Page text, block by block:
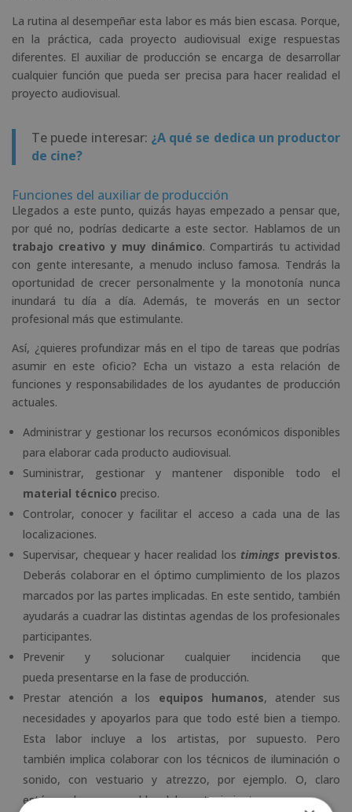
La rutina al desempeñar esta labor es más bien escasa. Porque,
en la práctica, cada proyecto audiovisual exige respuestas
diferentes. El auxiliar de producción se encarga de desarrollar
cualquier función que pueda ser precisa para hacer realidad el
proyecto audiovisual.
Te puede interesar: ¿A qué se dedica un productor
de cine?
Funciones del auxiliar de producción
Llegados a este punto, quizás hayas empezado a pensar que,
por qué no, podrías dedicarte a este sector. Hablamos de un
trabajo creativo y muy dinámico. Compartirás tu actividad
con gente interesante, a menudo incluso famosa. Tendrás la
oportunidad de crecer personalmente y la monotonía nunca
inundará tu día a día. Además, te moverás en un sector
profesional más que estimulante.
Así, ¿quieres profundizar más en el tipo de tareas que podrías
asumir en este oficio? Echa un vistazo a esta relación de
funciones y responsabilidades de los ayudantes de producción
actuales.
Administrar y gestionar los recursos económicos disponibles
para elaborar cada producto audiovisual.
Suministrar, gestionar y mantener disponible todo el
material técnico preciso.
Controlar, conocer y facilitar el acceso a cada una de las
localizaciones.
Supervisar, chequear y hacer realidad los timings previstos.
Deberás colaborar en el óptimo cumplimiento de los plazos
marcados por las partes implicadas. En este sentido, también
ayudarás a cuadrar las distintas agendas de los profesionales
participantes.
Prevenir y solucionar cualquier incidencia que
pueda presentarse en la fase de producción.
Prestar atención a los equipos humanos, atender sus
necesidades y apoyarlos para que todo esté bien a tiempo.
Esta labor incluye a los artistas, por supuesto. Pero
también implica colaborar con los técnicos de iluminación o
sonido, con vestuario y atrezzo, por ejemplo. O, claro
está, con los responsables del mantenimiento.